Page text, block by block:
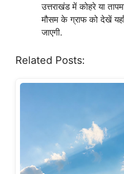
उत्तराखंड में कोहरे या
मौसम के ग्राफ को देखें
जाएगी.
Related Posts: